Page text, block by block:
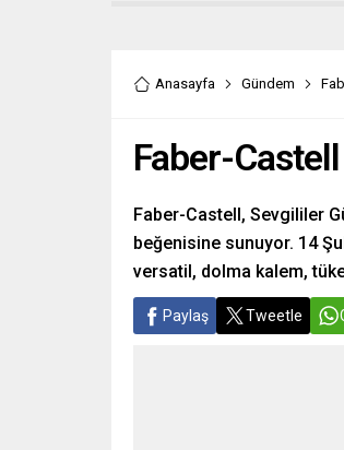
Anasayfa Gündem
Faber-
Faber-Castell, Sevgililer
beğenisine sunuyor. 14
versatil, dolma kalem,
Paylaş Tweetle